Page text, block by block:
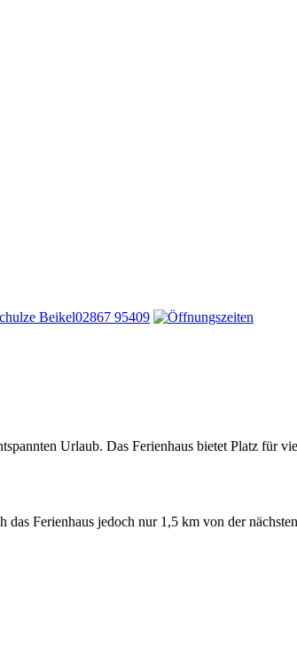
02867 95409
Urlaub. Das Ferienhaus bietet Platz für
Ferienhaus jedoch nur 1,5 km von der